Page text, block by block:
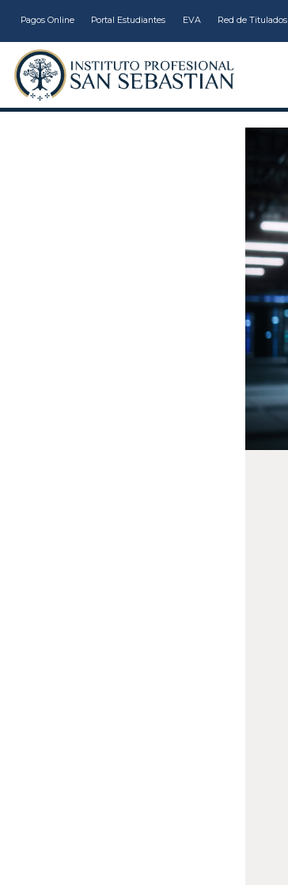
Pagos Online Portal Estudiantes EVA Red de Titulados